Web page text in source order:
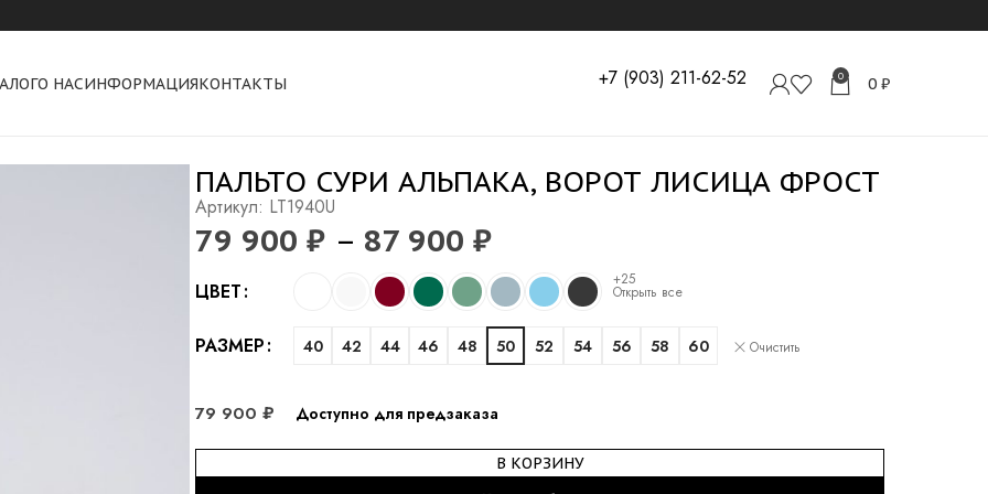
О НАСИНФОРМАЦИЯКОНТАКТЫ +7 (903) 211-62-52 0 0 ₽
ПАЛЬТО СУРИ АЛЬПАКА, ВОРОТ ЛИСИЦА ФРОСТ
Артикул: LT1940U
79 900 ₽ – 87 900 ₽
ЦВЕТ +25
Открыть все
РАЗМЕР 40 42 44 46 48 50 52 54 56 58 60 Очистить
79 900 ₽ Доступно для предзаказа
В КОРЗИНУ